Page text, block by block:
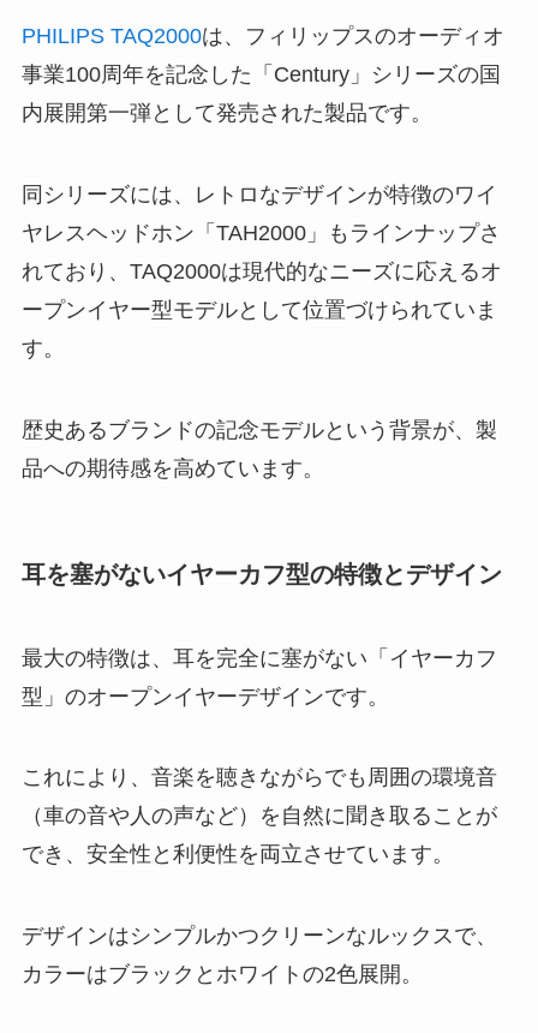
PHILIPS TAQ2000は、フィリップスのオーディオ
事業100周年を記念した「Century」シリーズの国
内展開第一弾として発売された製品です。
同シリーズには、レトロなデザインが特徴のワイ
ヤレスヘッドホン「TAH2000」もラインナップさ
れており、TAQ2000は現代的なニーズに応えるオ
ープンイヤー型モデルとして位置づけられていま
す。
歴史あるブランドの記念モデルという背景が、製
品への期待感を高めています。
耳を塞がないイヤーカフ型の特徴とデザイン
最大の特徴は、耳を完全に塞がない「イヤーカフ
型」のオープンイヤーデザインです。
これにより、音楽を聴きながらでも周囲の環境音
（車の音や人の声など）を自然に聞き取ることが
でき、安全性と利便性を両立させています。
デザインはシンプルかつクリーンなルックスで、
カラーはブラックとホワイトの2色展開。